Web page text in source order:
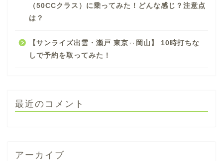
（50CCクラス）に乗ってみた！どんな感じ？注意点
は？
【サンライズ出雲・瀬戸 東京⇔岡山】 10時打ちな
しで予約を取ってみた！
最近のコメント
アーカイブ